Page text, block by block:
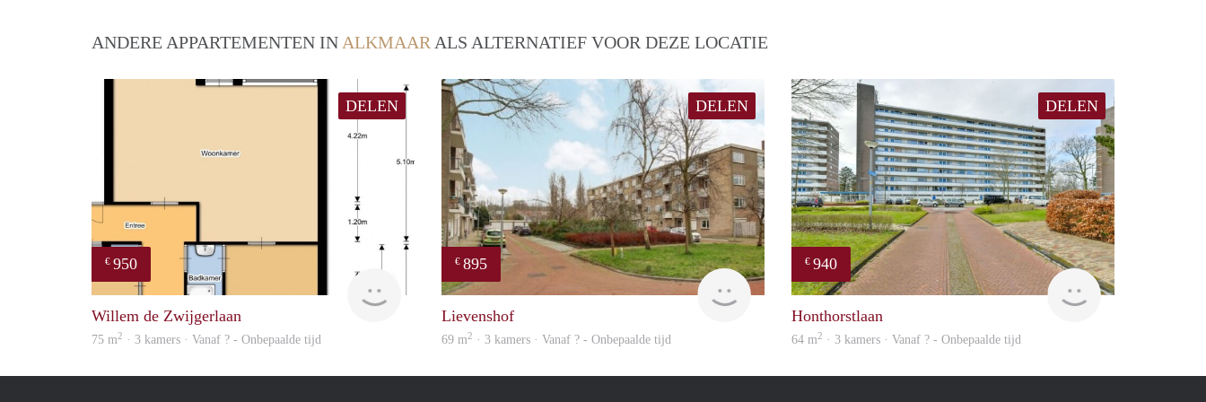
ANDERE APPARTEMENTEN IN ALKMAAR ALS ALTERNATIEF VOOR DEZE LOCATIE
DELEN
€ 950
Willem de Zwijgerlaan
75 m2 · 3 kamers · Vanaf ? - Onbepaalde tijd
DELEN
€ 895
rent
Lievenshof
69 m2 · 3 kamers · Vanaf ? - Onbepaalde tijd
DELEN
€ 940
Woning
Honthorstlaan
64 m2 · 3 kamers · Vanaf ? - Onbepaalde tijd